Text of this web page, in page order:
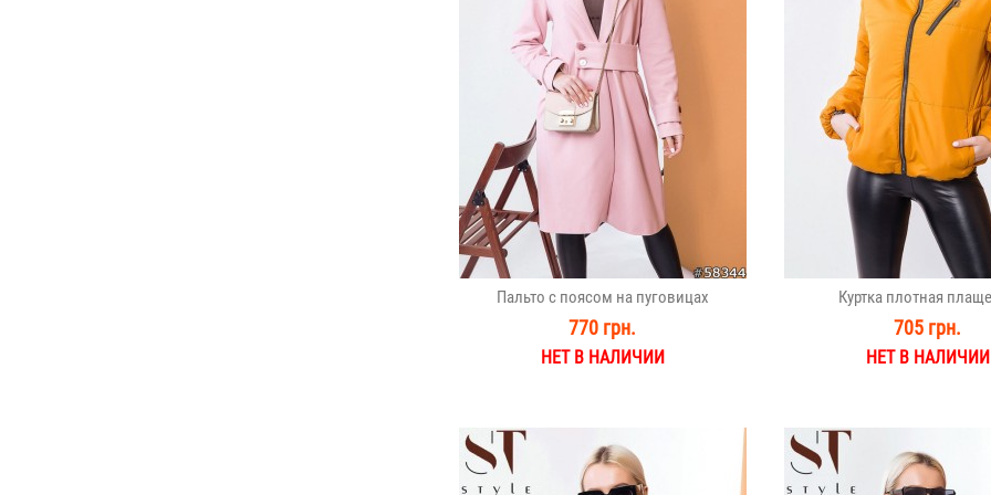
Пальто с поясом на пуговицах
770 грн.
НЕТ В НАЛИЧИИ
Куртка плотная
705 грн.
НЕТ В НАЛИЧИИ